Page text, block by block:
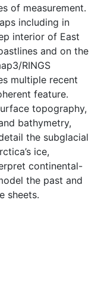
of measurement.
including in
interior of East
and on the
RINGS
multiple recent
feature.
topography,
bathymetry,
the subglacial
ice,
continental-
the past and
sheets.